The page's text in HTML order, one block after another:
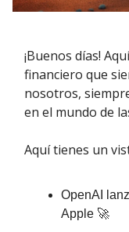
¡Buenos días!
financiero que
nosotros,
en el mundo de
Aquí tienes un
OpenAI
Apple 🚀